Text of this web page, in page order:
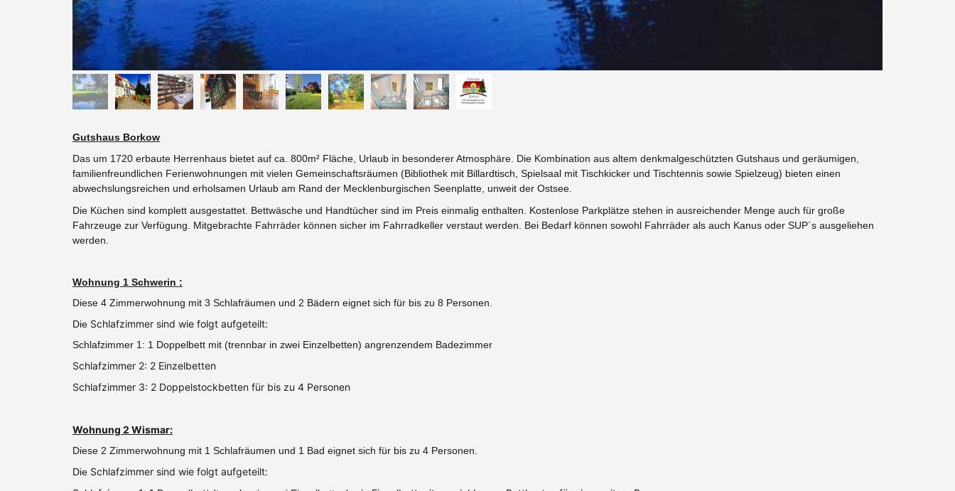
Gutshaus Borkow
Das um 1720 erbaute Herrenhaus bietet auf ca. 800m² Fläche, Urlaub in besonderer Atmosphäre. Die Kombination aus altem denkmalgeschützten Gutshaus und geräumigen,
familienfreundlichen Ferienwohnungen mit vielen Gemeinschaftsräumen (Bibliothek mit Billardtisch, Spielsaal mit Tischkicker und Tischtennis sowie Spielzeug) bieten einen
abwechslungsreichen und erholsamen Urlaub am Rand der Mecklenburgischen Seenplatte, unweit der Ostsee.
Die Küchen sind komplett ausgestattet. Bettwäsche und Handtücher sind im Preis einmalig enthalten. Kostenlose Parkplätze stehen in ausreichender Menge auch für große
Fahrzeuge zur Verfügung. Mitgebrachte Fahrräder können sicher im Fahrradkeller verstaut werden. Bei Bedarf können sowohl Fahrräder als auch Kanus oder SUP´s ausgeliehen
werden.
Wohnung 1 Schwerin :
Diese 4 Zimmerwohnung mit 3 Schlafräumen und 2 Bädern eignet sich für bis zu 8 Personen.
Die Schlafzimmer sind wie folgt aufgeteilt:
Schlafzimmer 1: 1 Doppelbett mit (trennbar in zwei Einzelbetten) angrenzendem Badezimmer
Schlafzimmer 2: 2 Einzelbetten
Schlafzimmer 3: 2 Doppelstockbetten für bis zu 4 Personen
Wohnung 2 Wismar:
Diese 2 Zimmerwohnung mit 1 Schlafräumen und 1 Bad eignet sich für bis zu 4 Personen.
Die Schlafzimmer sind wie folgt aufgeteilt: